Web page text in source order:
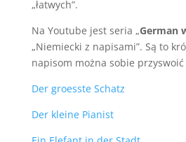
„łatwych”.
Na Youtube jest seria „German
„Niemiecki z napisami”. Są to
napisom można sobie
Der groesste Schatz
Der kleine Pianist